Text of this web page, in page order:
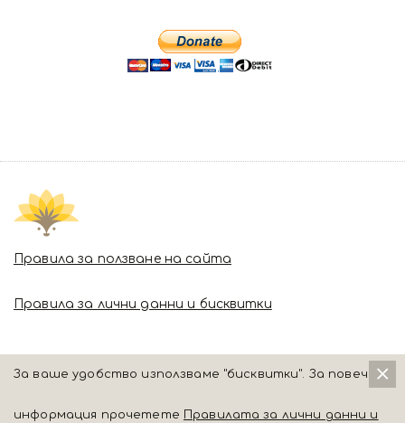
Правила за ползване на сайта
Правила за лични данни и бисквитки
За ваше удобство използваме "бисквитки". За повече
информация прочетете Правилата за лични данни и